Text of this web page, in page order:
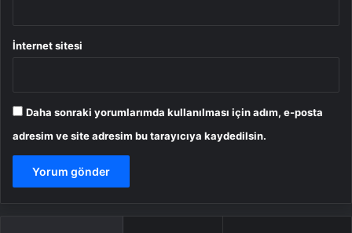
İnternet sitesi
Daha sonraki yorumlarımda kullanılması için adım, e-posta
adresim ve site adresim bu tarayıcıya kaydedilsin.